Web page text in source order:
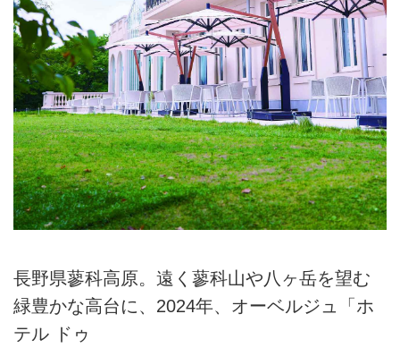
長野県蓼科高原。遠く蓼科山や八ヶ岳を望む
緑豊かな高台に、2024年、オーベルジュ「ホ
テル ドゥ